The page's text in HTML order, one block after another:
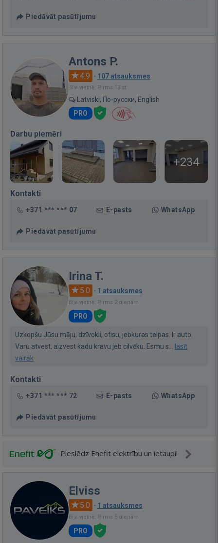
Piedāvāt pasūtījumu
Antons P.
4.9 · 107 atsauksmes
Bija vietnē: Pirms 13 st.
Latviski, По-русски, English
PRO
Darbu piemēri
+234
Kontakti
+371 *** *** 07 E-pasts WhatsApp
Piedāvāt pasūtījumu
Irina T.
5.0 · 1 atsauksmes
Bija vietnē: Pirms 2 dienām
PRO
Uzkopšu Jūsu māju, dzīvokli, ofisu, jebkuras telpas. Ir auto.
Varu atvest, aizvest kadu kravu jeb cilvēku. Esmu s...
lasīt
vairāk
Kontakti
+371 *** *** 72 E-pasts WhatsApp
Piedāvāt pasūtījumu
Pieslēdz Enefit elektrību un ietaupi!
Elviss
5.0 · 1 atsauksmes
Bija vietnē: Pirms 5 dienām
PRO